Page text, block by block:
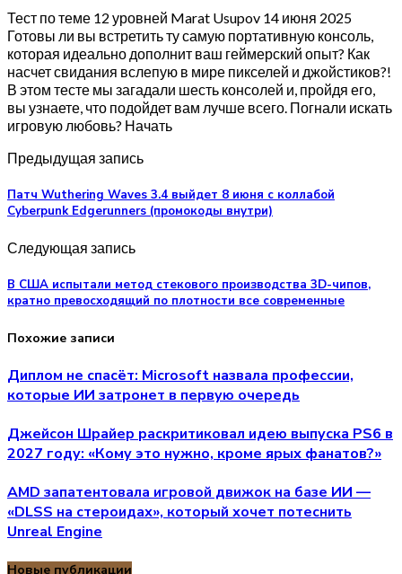
Тест по теме 12 уровней Marat Usupov 14 июня 2025
Готовы ли вы встретить ту самую портативную консоль,
которая идеально дополнит ваш геймерский опыт? Как
насчет свидания вслепую в мире пикселей и джойстиков?!
В этом тесте мы загадали шесть консолей и, пройдя его,
вы узнаете, что подойдет вам лучше всего. Погнали искать
игровую любовь? Начать
Предыдущая запись
Патч Wuthering Waves 3.4 выйдет 8 июня с коллабой
Cyberpunk Edgerunners (промокоды внутри)
Следующая запись
В США испытали метод стекового производства 3D-чипов,
кратно превосходящий по плотности все современные
Похожие записи
Диплом не спасёт: Microsoft назвала профессии,
которые ИИ затронет в первую очередь
Джейсон Шрайер раскритиковал идею выпуска PS6 в
2027 году: «Кому это нужно, кроме ярых фанатов?»
AMD запатентовала игровой движок на базе ИИ —
«DLSS на стероидах», который хочет потеснить
Unreal Engine
Новые публикации